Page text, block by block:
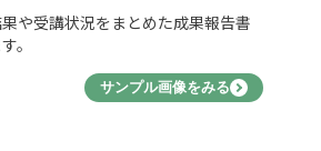
や受講状況をまとめた成果報告書
。
サンプル画像をみる